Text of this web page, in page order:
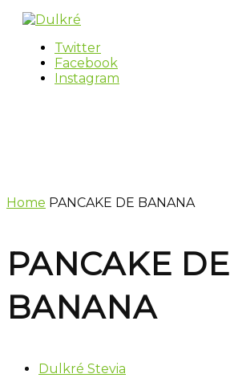
Twitter
Facebook
Instagram
Home PANCAKE DE BANANA
PANCAKE DE
BANANA
Dulkré Stevia